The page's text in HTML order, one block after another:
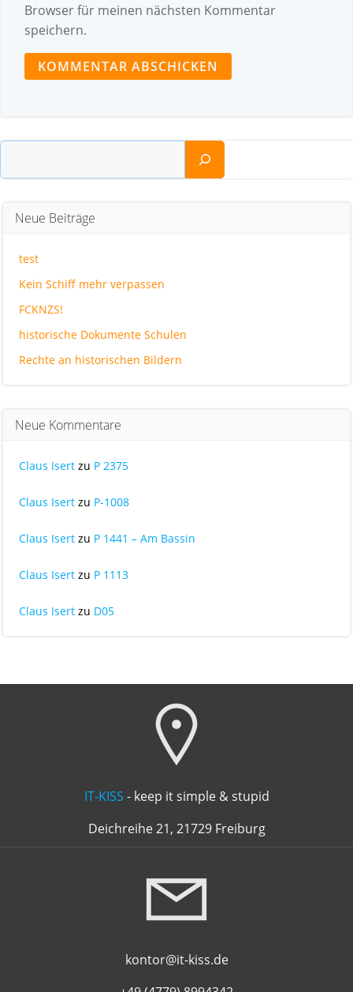
Browser für meinen nächsten Kommentar
speichern.
Suchen
Neue Beiträge
test
Kein Schiff mehr verpassen
FCKNZS!
historische Dokumente Schulen
Rechte an historischen Bildern
Neue Kommentare
Claus Isert zu P 2375
Claus Isert zu P-1008
Claus Isert zu P 1441 – Am Bassin
Claus Isert zu P 1113
Claus Isert zu D05
IT-KISS - keep it simple & stupid
Deichreihe 21, 21729 Freiburg
kontor@it-kiss.de